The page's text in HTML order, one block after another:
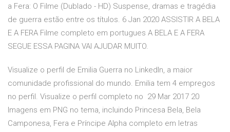
a Fera: O Filme (Dublado - HD) Suspense, dramas e tragédia
de guerra estão entre os títulos. 6 Jan 2020 ASSISTIR A BELA
E A FERA Filme completo em portugues A BELA E A FERA
SEGUE ESSA PAGINA VAI AJUDAR MUITO.
Visualize o perfil de Emilia Guerra no LinkedIn, a maior
comunidade profissional do mundo. Emilia tem 4 empregos
no perfil. Visualize o perfil completo no 29 Mar 2017 20
Imagens em PNG no tema, incluindo Princesa Bela, Bela
Camponesa, Fera e Príncipe Alpha completo em letras